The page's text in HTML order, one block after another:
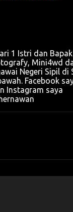
1 Istri dan
Mini4wd
Negeri Sipil di
Facebook
Instagram saya